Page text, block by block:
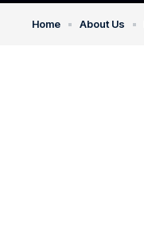
Home About Us